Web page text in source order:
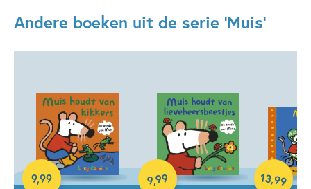
Andere boeken uit de serie 'Muis'
9,99
Hardcover 9,99
Hardcover 13,99
Hardcover